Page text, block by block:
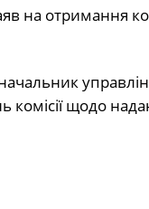
на отримання
щодо